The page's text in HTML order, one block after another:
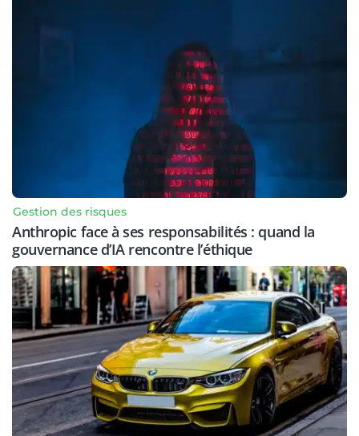
Gestion des risques
Anthropic face à ses responsabilités : quand la
gouvernance d’IA rencontre l’éthique